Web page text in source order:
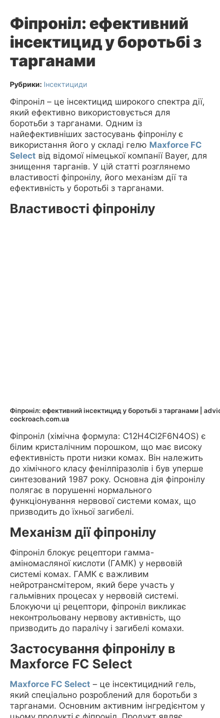
Фіпроніл: ефективний
інсектицид у боротьбі з
тарганами
Рубрики: Інсектициди
Фіпроніл – це інсектицид широкого спектра дії,
який ефективно використовується для
боротьби з тарганами. Одним із
найефективніших застосувань фіпронілу є
використання його у складі гелю Maxforce FC
Select від відомої німецької компанії Bayer, для
знищення тарганів. У цій статті розглянемо
властивості фіпронілу, його механізм дії та
ефективність у боротьбі з тарганами.
Властивості фіпронілу
Фіпроніл: ефективний інсектицид у боротьбі з тарганами |
cockroach.com.ua
Фіпроніл (хімічна формула: C12H4Cl2F6N4OS) є
білим кристалічним порошком, що має високу
ефективність проти низки комах. Він належить
до хімічного класу фенілпіразолів і був уперше
синтезований 1987 року. Основна дія фіпронілу
полягає в порушенні нормального
функціонування нервової системи комах, що
призводить до їхньої загибелі.
Механізм дії фіпронілу
Фіпроніл блокує рецептори гамма-
аміномасляної кислоти (ГАМК) у нервовій
системі комах. ГАМК є важливим
нейротрансмітером, який бере участь у
гальмівних процесах у нервовій системі.
Блокуючи ці рецептори, фіпроніл викликає
неконтрольовану нервову активність, що
призводить до паралічу і загибелі комахи.
Застосування фіпронілу в
Maxforce FC Select
Maxforce FC Select – це інсектицидний гель,
який спеціально розроблений для боротьби з
тарганами. Основним активним інгредієнтом у